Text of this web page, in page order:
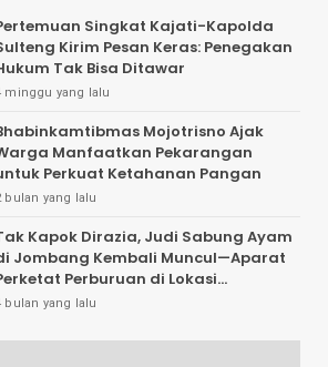
Singkat Kajati-Kapolda
Kirim Pesan Keras: Penegakan
Tak Bisa Ditawar
minggu yang lalu
Mojotrisno Ajak
Manfaatkan Pekarangan
Perkuat Ketahanan Pangan
bulan yang lalu
Kapok Dirazia, Judi Sabung Ayam
Jombang Kembali Muncul—Aparat
Perburuan di Lokasi
bulan yang lalu